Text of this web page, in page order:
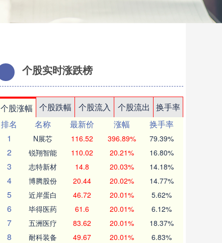
个股实时涨跌榜
个股涨幅 个股跌幅 个股流入 个股流出
换手率
排名
名称 最新价 涨幅
换手率
1
N展芯 116.52 396.89% 79.39%
2 锐翔智能 110.02 20.21% 16.80%
3 志特新材 14.8 20.03% 14.18%
4 博腾股份 20.44 20.02% 14.77%
5 近岸蛋白 46.72 20.01% 5.62%
6 毕得医药 61.6 20.01% 6.12%
7 五洲医疗 83.62 20.01% 18.37%
8 耐科装备 49.67 20.01% 6.83%